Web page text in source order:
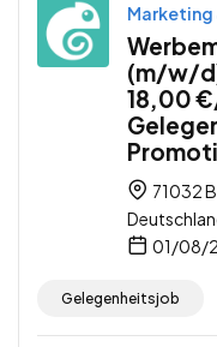
Marketing
(m/w/
18,00
71032
01/08/
Gelegenheitsjob